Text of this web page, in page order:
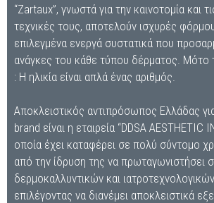
“Zartaux”, γνωστά για την καινοτομία και
τεχνικές τους, αποτελούν ισχυρές
επιλεγμένα ενεργά συστατικά που
ανάγκες του κάθε τύπου δέρματος. Μότο
: Η ηλικία είναι απλά ένας αριθμός.
Αποκλειστικός αντιπρόσωπος Ελλάδας
brand είναι η εταιρεία “DDSA AESTHETIC
οποία έχει καταφέρει σε πολύ σύντομο
από την ίδρυση της να πρωταγωνιστήσει
δερμοκαλλυντικών και
επιλέγοντας να διανέμει αποκλειστικά